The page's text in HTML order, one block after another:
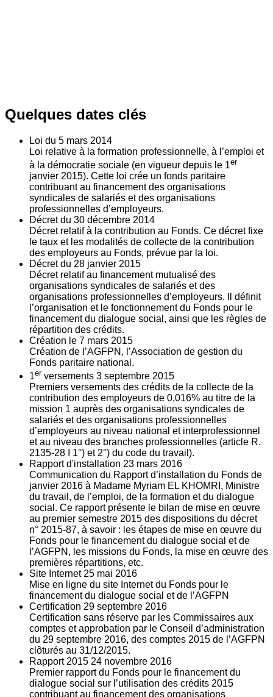
Quelques dates clés
Loi du 5 mars 2014
Loi relative à la formation professionnelle, à l’emploi et
à la démocratie sociale (en vigueur depuis le 1er
janvier 2015). Cette loi crée un fonds paritaire
contribuant au financement des organisations
syndicales de salariés et des organisations
professionnelles d’employeurs.
Décret du 30 décembre 2014
Décret relatif à la contribution au Fonds. Ce décret fixe
le taux et les modalités de collecte de la contribution
des employeurs au Fonds, prévue par la loi.
Décret du 28 janvier 2015
Décret relatif au financement mutualisé des
organisations syndicales de salariés et des
organisations professionnelles d’employeurs. Il définit
l’organisation et le fonctionnement du Fonds pour le
financement du dialogue social, ainsi que les règles de
répartition des crédits.
Création le 7 mars 2015
Création de l’AGFPN, l’Association de gestion du
Fonds paritaire national.
1er versements 3 septembre 2015
Premiers versements des crédits de la collecte de la
contribution des employeurs de 0,016% au titre de la
mission 1 auprès des organisations syndicales de
salariés et des organisations professionnelles
d’employeurs au niveau national et interprofessionnel
et au niveau des branches professionnelles (article R.
2135‐28 I 1°) et 2°) du code du travail).
Rapport d'installation 23 mars 2016
Communication du Rapport d’installation du Fonds de
janvier 2016 à Madame Myriam EL KHOMRI, Ministre
du travail, de l’emploi, de la formation et du dialogue
social. Ce rapport présente le bilan de mise en œuvre
au premier semestre 2015 des dispositions du décret
n° 2015-87, à savoir : les étapes de mise en œuvre du
Fonds pour le financement du dialogue social et de
l’AGFPN, les missions du Fonds, la mise en œuvre des
premières répartitions, etc.
Site Internet 25 mai 2016
Mise en ligne du site Internet du Fonds pour le
financement du dialogue social et de l’AGFPN
Certification 29 septembre 2016
Certification sans réserve par les Commissaires aux
comptes et approbation par le Conseil d’administration
du 29 septembre 2016, des comptes 2015 de l’AGFPN
clôturés au 31/12/2015.
Rapport 2015 24 novembre 2016
Premier rapport du Fonds pour le financement du
dialogue social sur l’utilisation des crédits 2015
contribuant au financement des organisations